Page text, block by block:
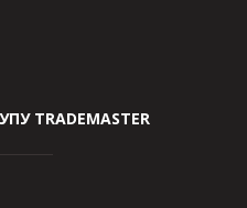
TRADEMASTER